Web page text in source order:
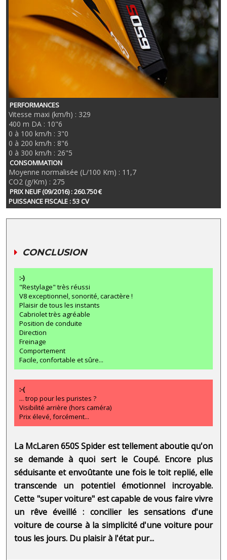
PERFORMANCES
Vitesse maxi (km/h) : 329
400 m DA : 10"6
0 à 100 km/h : 3"0
0 à 200 km/h : 8"6
0 à 300 km/h : 26"5
CONSOMMATION
Moyenne normalisée (L/100 Km) : 11,7
CO2 (g/Km) : 275
PRIX NEUF (09/2016) : 260.750 €
PUISSANCE FISCALE : 53 CV
CONCLUSION
:-)
"Restylage" très réussi
V8 exceptionnel, sonorité, caractère !
Plaisir de tous les instants
Cabriolet très agréable
Position de conduite
Direction
Freinage
Comportement
Facile, confortable et sûre...
:-(
... trop pour les puristes ?
Visibilité arrière (hors caméra)
Prix élevé, forcément...
La McLaren 650S Spider est tellement aboutie qu'on
se demande à quoi sert le Coupé. Encore plus
séduisante et envoûtante une fois le toit replié, elle
transcende un potentiel émotionnel incroyable.
Cette "super voiture" est capable de vous faire vivre
un rêve éveillé : concilier les sensations d'une
voiture de course à la simplicité d'une voiture pour
tous les jours. Du plaisir à l'état pur...